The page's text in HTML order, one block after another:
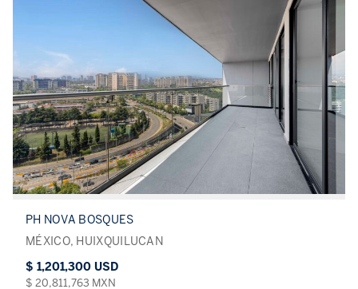
PH NOVA BOSQUES
MÉXICO, HUIXQUILUCAN
$ 1,201,300 USD
$ 20,811,763 MXN